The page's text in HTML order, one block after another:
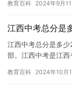
教育百科 2024年9月11
江西中考总分是
江西中考总分是多
部。江西中考是江
教育百科 2024年10月